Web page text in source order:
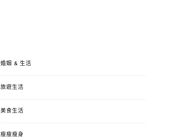
婚姻 & 生活
旅遊生活
美食生活
瘦瘦瘦身